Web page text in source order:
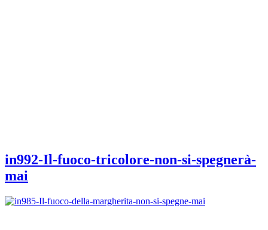
in992-Il-fuoco-tricolore-non-si-spegnerà-
mai